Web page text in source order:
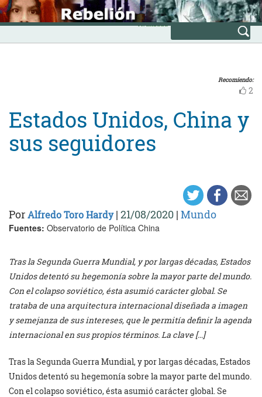
Skip
to
content
INICIO
Avanzada
Recomiendo:
2
Estados Unidos, China y
sus seguidores
PorAlfredo Toro Hardy| 21/08/2020 | Mundo
Fuentes: Observatorio de Política China
Tras la Segunda Guerra Mundial, y por largas décadas, Estados
Unidos detentó su hegemonía sobre la mayor parte del mundo.
Con el colapso soviético, ésta asumió carácter global. Se
trataba de una arquitectura internacional diseñada a imagen
y semejanza de sus intereses, que le permitía definir la agenda
internacional en sus propios términos. La clave […]
Tras la Segunda Guerra Mundial, y por largas décadas, Estados
Unidos detentó su hegemonía sobre la mayor parte del mundo.
Con el colapso soviético, ésta asumió carácter global. Se